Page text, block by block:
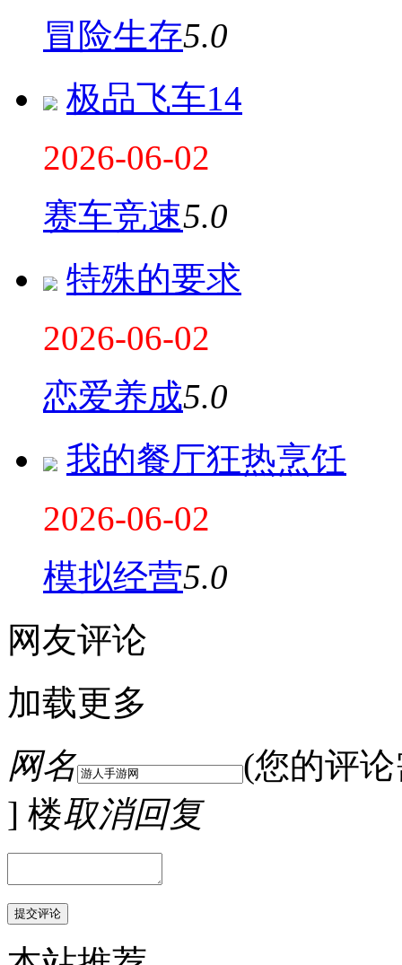
冒险生存5.0
极品飞车14
2026-06-02
赛车竞速5.0
特殊的要求
2026-06-02
恋爱养成5.0
我的餐厅狂热烹饪
2026-06-02
模拟经营5.0
网友评论
加载更多
网名
(您的评
] 楼取消回复